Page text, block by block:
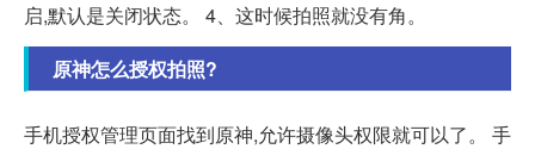
启,默认是关闭状态。 4、这时候拍照就没有角。
原神怎么授权拍照?
手机授权管理页面找到原神,允许摄像头权限就可以了。 手